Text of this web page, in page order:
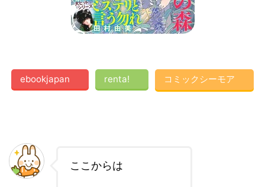
ebookjapan renta! コミックシーモア
ここからは